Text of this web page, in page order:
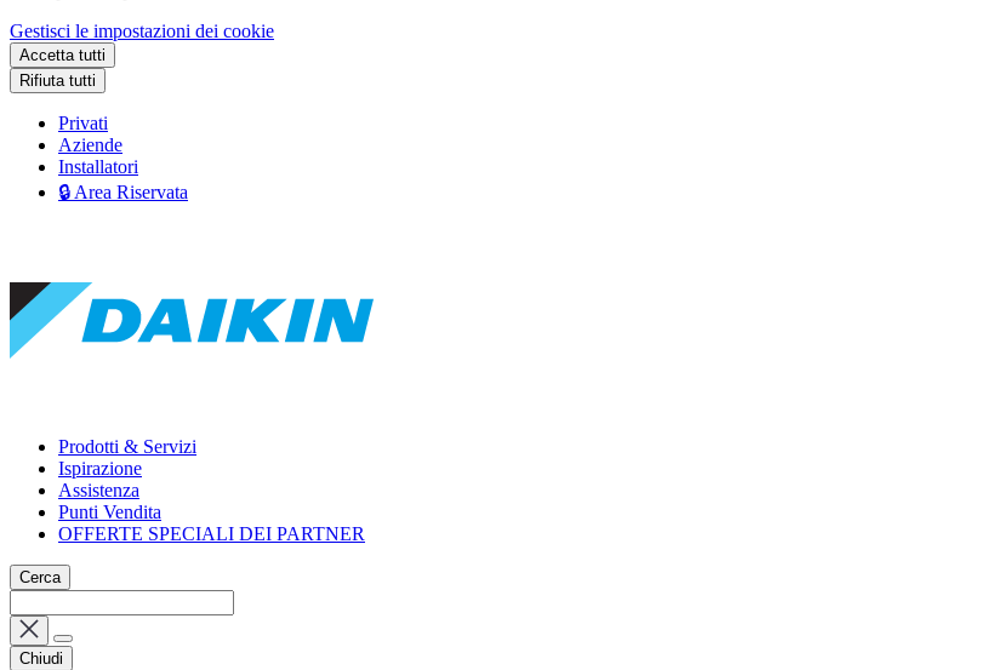
Gestisci le impostazioni dei cookie
Accetta tutti
Rifiuta tutti
Privati
Aziende
Installatori
🔒 Area Riservata
Prodotti & Servizi
Ispirazione
Assistenza
Punti Vendita
OFFERTE SPECIALI DEI PARTNER
Cerca
Chiudi